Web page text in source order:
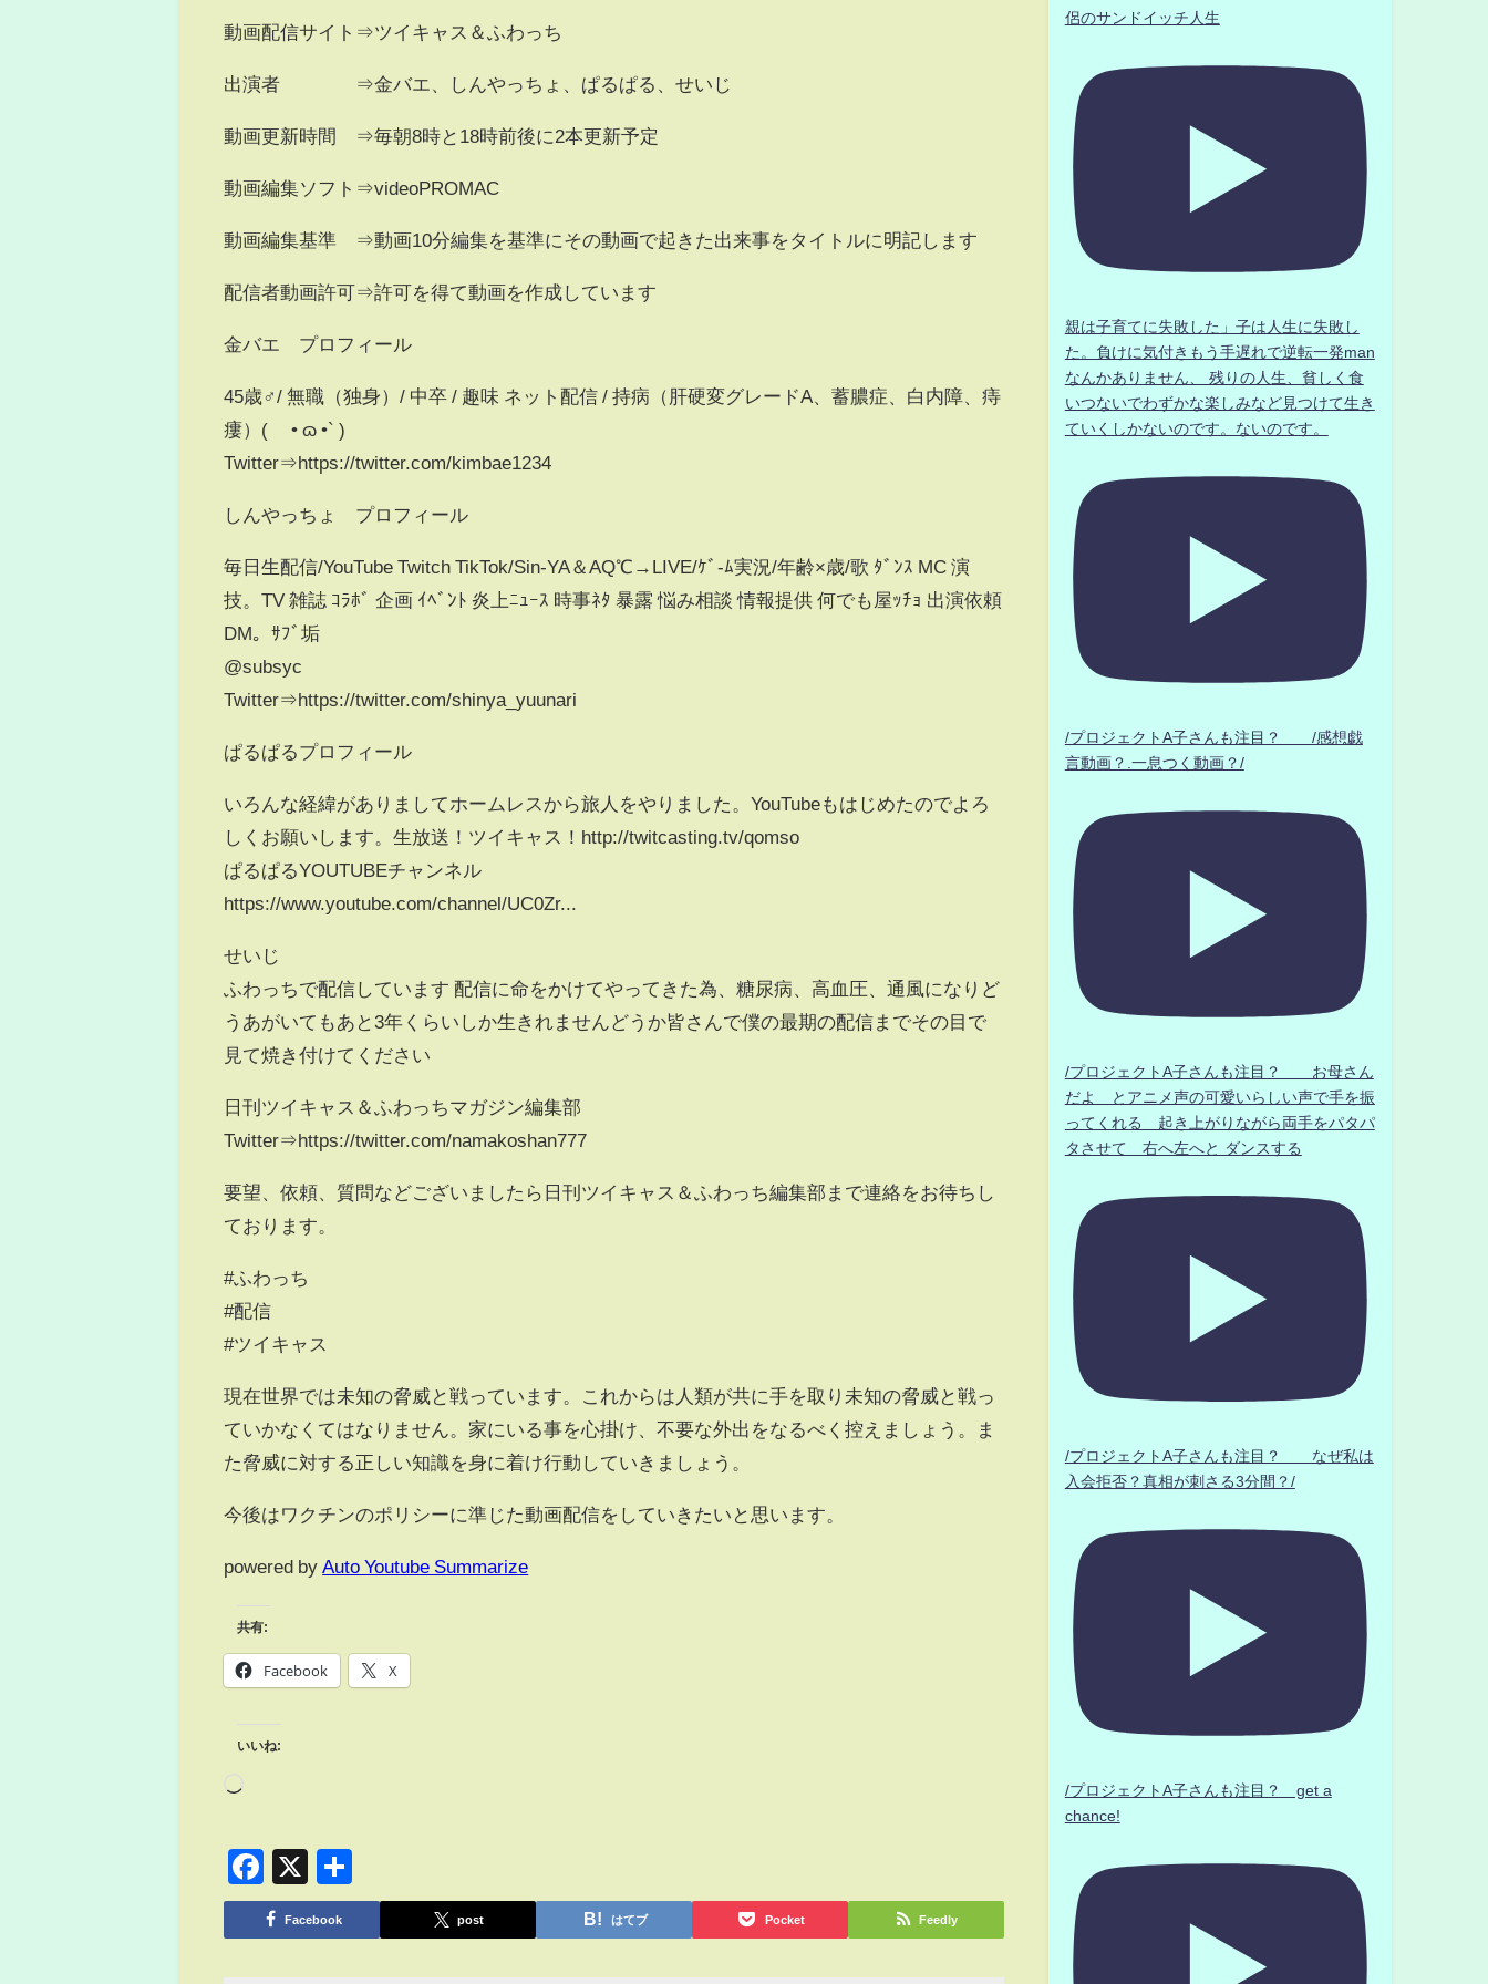
動画配信サイト⇒ツイキャス＆ふわっち
出演者 ⇒金バエ、しんやっちょ、ぱるぱる、せいじ
動画更新時間 ⇒毎朝8時と18時前後に2本更新予定
動画編集ソフト⇒videoPROMAC
動画編集基準 ⇒動画10分編集を基準にその動画で起きた出来事をタイトルに明記します
配信者動画許可⇒許可を得て動画を作成しています
金バエ プロフィール
45歳♂/ 無職（独身）/ 中卒 / 趣味 ネット配信 / 持病（肝硬変グレードA、蓄膿症、白内障、痔
瘻）( ´• ɷ •` )
Twitter⇒https://twitter.com/kimbae1234
しんやっちょ プロフィール
毎日生配信/YouTube Twitch TikTok/Sin-YA＆AQ℃→LIVE/ｹﾞ-ﾑ実況/年齢×歳/歌 ﾀﾞﾝｽ MC 演
技。TV 雑誌 ｺﾗﾎﾞ 企画 ｲﾍﾞﾝﾄ 炎上ﾆｭｰｽ 時事ﾈﾀ 暴露 悩み相談 情報提供 何でも屋ｯﾁｮ 出演依頼
DM。ｻﾌﾞ垢
@subsyc
Twitter⇒https://twitter.com/shinya_yuunari
ぱるぱるプロフィール
いろんな経緯がありましてホームレスから旅人をやりました。YouTubeもはじめたのでよろ
しくお願いします。生放送！ツイキャス！http://twitcasting.tv/qomso
ぱるぱるYOUTUBEチャンネル
https://www.youtube.com/channel/UC0Zr...
せいじ
ふわっちで配信しています 配信に命をかけてやってきた為、糖尿病、高血圧、通風になりど
うあがいてもあと3年くらいしか生きれませんどうか皆さんで僕の最期の配信までその目で
見て焼き付けてください
日刊ツイキャス＆ふわっちマガジン編集部
Twitter⇒https://twitter.com/namakoshan777
要望、依頼、質問などございましたら日刊ツイキャス＆ふわっち編集部まで連絡をお待ちし
ております。
#ふわっち
#配信
#ツイキャス
現在世界では未知の脅威と戦っています。これからは人類が共に手を取り未知の脅威と戦っ
ていかなくてはなりません。家にいる事を心掛け、不要な外出をなるべく控えましょう。ま
た脅威に対する正しい知識を身に着け行動していきましょう。
今後はワクチンのポリシーに準じた動画配信をしていきたいと思います。
powered by Auto Youtube Summarize
共有:
Facebook X
いいね:
Facebook
X
有
Facebook post はてブ Pocket Feedly
侶のサンドイッチ人生
親は子育てに失敗した」子は人生に失敗し
た。負けに気付きもう手遅れで逆転一発man
なんかありません、 残りの人生、貧しく食
いつないでわずかな楽しみなど見つけて生き
ていくしかないのです。ないのです。
/プロジェクトA子さんも注目？ /感想戯
言動画？.一息つく動画？/
/プロジェクトA子さんも注目？ お母さん
だよ とアニメ声の可愛いらしい声で手を振
ってくれる 起き上がりながら両手をパタパ
タさせて 右へ左へと ダンスする
/プロジェクトA子さんも注目？ なぜ私は
入会拒否？真相が刺さる3分間？/
/プロジェクトA子さんも注目？ get a
chance!